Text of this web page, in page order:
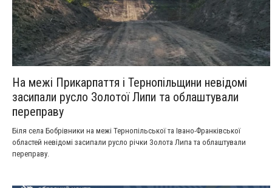
На межі Прикарпаття і Тернопільщини невідомі
засипали русло Золотої Липи та облаштували
переправу
Біля села Бобрівники на межі Тернопільської та Івано-Франківської
областей невідомі засипали русло річки Золота Липа та облаштували
переправу.